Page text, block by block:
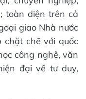
toàn diện trên cả
giao Nhà nước
chẽ với quốc
công nghệ, văn
đại về tư duy,